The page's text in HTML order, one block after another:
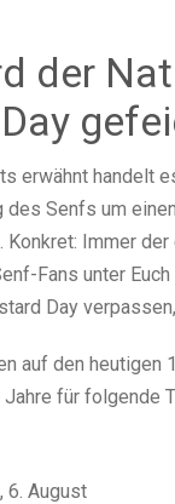
der
erwähnt handelt
des Senfs um
Konkret: Immer
Fans unter
Day verpassen,
auf den heutigen
für folgende
6. August